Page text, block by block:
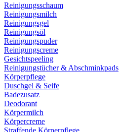
Reinigungsschaum
Reinigungsmilch
Reinigungsgel
Reinigungsöl
Reinigungspuder
Reinigungscreme
Gesichtspeeling
Reinigungstücher & Abschminkpads
Körperpflege
Duschgel & Seife
Badezusatz
Deodorant
Körpermilch
Körpercreme
Straffende Körperpflege